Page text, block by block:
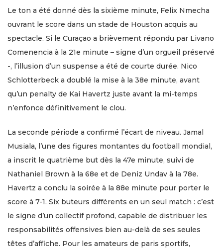
Le ton a été donné dès la sixième minute, Felix Nmecha
ouvrant le score dans un stade de Houston acquis au
spectacle. Si le Curaçao a brièvement répondu par Livano
Comenencia à la 21e minute – signe d’un orgueil préservé
-, l’illusion d’un suspense a été de courte durée. Nico
Schlotterbeck a doublé la mise à la 38e minute, avant
qu’un penalty de Kai Havertz juste avant la mi-temps
n’enfonce définitivement le clou.
La seconde période a confirmé l’écart de niveau. Jamal
Musiala, l’une des figures montantes du football mondial,
a inscrit le quatrième but dès la 47e minute, suivi de
Nathaniel Brown à la 68e et de Deniz Undav à la 78e.
Havertz a conclu la soirée à la 88e minute pour porter le
score à 7-1. Six buteurs différents en un seul match : c’est
le signe d’un collectif profond, capable de distribuer les
responsabilités offensives bien au-delà de ses seules
têtes d’affiche. Pour les amateurs de paris sportifs,